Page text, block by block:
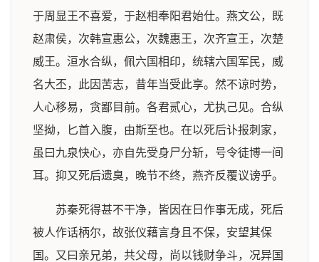
于周显王不喜爱，于赵相奉阳君始仕。燕文公，既
赵肃侯，次韩宣惠公，次魏惠王，次齐宣王，次楚
威王。洹水合纵，佩六国相印，统辖六国军民，威
名大丕，此因苦志，昔年当受此享。然不谅时势，
人心移易，贪鄙目前。各君贰心，尤执己见。合纵
坚拗，匕首入腹，由斯至也。在以死后讣报刺家，
虽曰九泉快心，亦自先受身尸分斩，号令徒博一间
耳。抑又死后遗臭，晚节不终，燕齐反覆议谤乎。
苏秦死得甚不干净，皆因在日作事无成，死后
被人作话柄尔，故张仪藉言身且不保，安望其保
国。又曰亲兄弟，共父母，尚以钱财争斗，况异国